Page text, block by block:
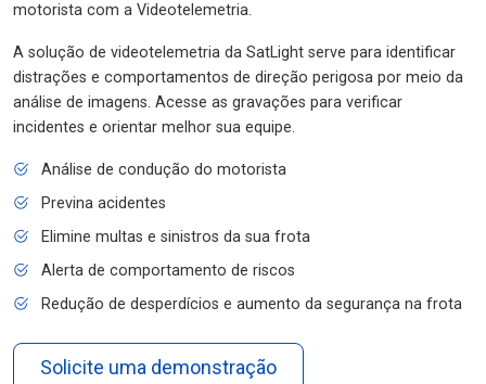
motorista com a Videotelemetria.
A solução de videotelemetria da SatLight serve para identificar
distrações e comportamentos de direção perigosa por meio da
análise de imagens. Acesse as gravações para verificar
incidentes e orientar melhor sua equipe.
Análise de condução do motorista
Previna acidentes
Elimine multas e sinistros da sua frota
Alerta de comportamento de riscos
Redução de desperdícios e aumento da segurança na frota
Solicite uma demonstração